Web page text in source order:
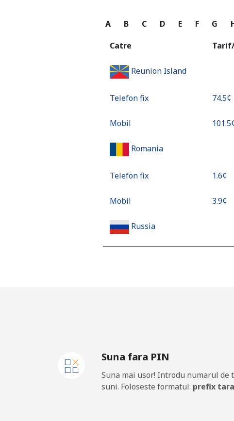
A B C D E F G
Catre
Reunion Island
Telefon fix ⁦74.5¢⁩
Mobil
Romania
Telefon fix ⁦1.6¢⁩
Mobil ⁦3.9¢⁩
Russia
Mobil
Suna fara PIN
Suna mai usor! Introdu numarul de
suni. Foloseste formatul: prefix